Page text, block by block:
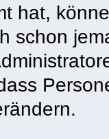
hat,
schon